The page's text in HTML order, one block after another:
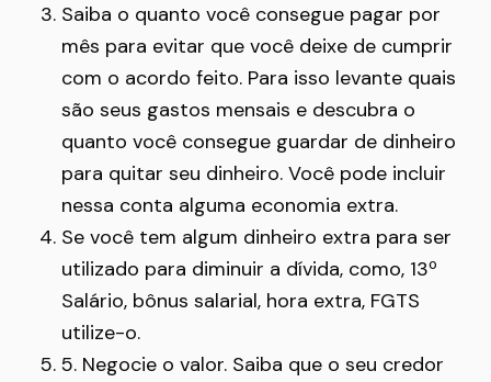
Saiba o quanto você consegue pagar por
mês para evitar que você deixe de cumprir
com o acordo feito. Para isso levante quais
são seus gastos mensais e descubra o
quanto você consegue guardar de dinheiro
para quitar seu dinheiro. Você pode incluir
nessa conta alguma economia extra.
Se você tem algum dinheiro extra para ser
utilizado para diminuir a dívida, como, 13º
Salário, bônus salarial, hora extra, FGTS
utilize-o.
5. Negocie o valor. Saiba que o seu credor